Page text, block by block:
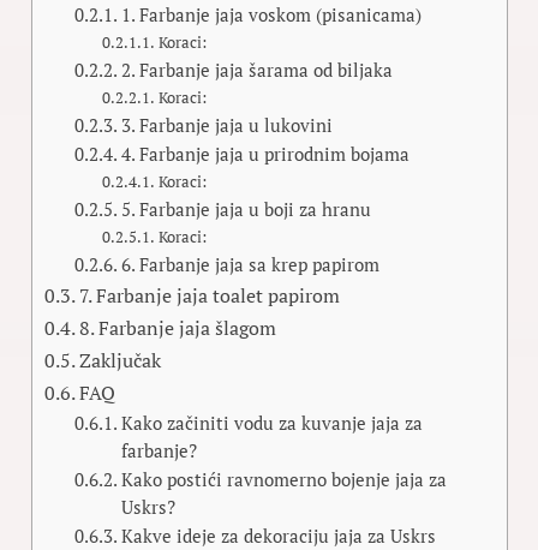
1. Farbanje jaja voskom (pisanicama)
Koraci:
2. Farbanje jaja šarama od biljaka
Koraci:
3. Farbanje jaja u lukovini
4. Farbanje jaja u prirodnim bojama
Koraci:
5. Farbanje jaja u boji za hranu
Koraci:
6. Farbanje jaja sa krep papirom
7. Farbanje jaja toalet papirom
8. Farbanje jaja šlagom
Zaključak
FAQ
Kako začiniti vodu za kuvanje jaja za
farbanje?
Kako postići ravnomerno bojenje jaja za
Uskrs?
Kakve ideje za dekoraciju jaja za Uskrs